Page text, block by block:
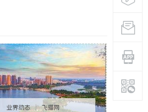
业界动态 | 飞猫网